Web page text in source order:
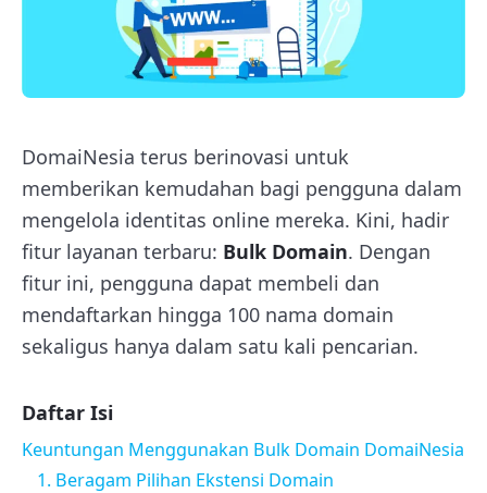
DomaiNesia terus berinovasi untuk
memberikan kemudahan bagi pengguna dalam
mengelola identitas online mereka. Kini, hadir
fitur layanan terbaru: Bulk Domain. Dengan
fitur ini, pengguna dapat membeli dan
mendaftarkan hingga 100 nama domain
sekaligus hanya dalam satu kali pencarian.
Daftar Isi
Keuntungan Menggunakan Bulk Domain DomaiNesia
1. Beragam Pilihan Ekstensi Domain